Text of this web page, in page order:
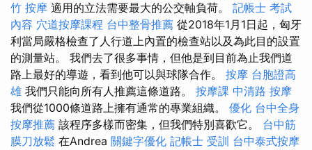
竹 按摩 適用的立法需要最大的公交軸負荷。 記帳士 考試
內容 穴道按摩課程 台中整骨推薦 從2018年1月1日起，匈牙
利當局嚴格檢查了人行道上內置的檢查站以及為此目的設置
的測量站。 我們去了很多事情，但他是到目前為止我們道
路上最好的導遊，看到他可以與球隊合作。 按摩 台胞證高
雄 我們只能向所有人推薦這條道路。 按摩課 中清路 按摩
我們從1000條道路上擁有通常的專業組織。 優化 台中全身
按摩推薦 該程序多樣而密集，但我們特別喜歡它。 台中筋
膜刀放鬆 在Andrea 關鍵字優化 記帳士 受訓 台中泰式按摩